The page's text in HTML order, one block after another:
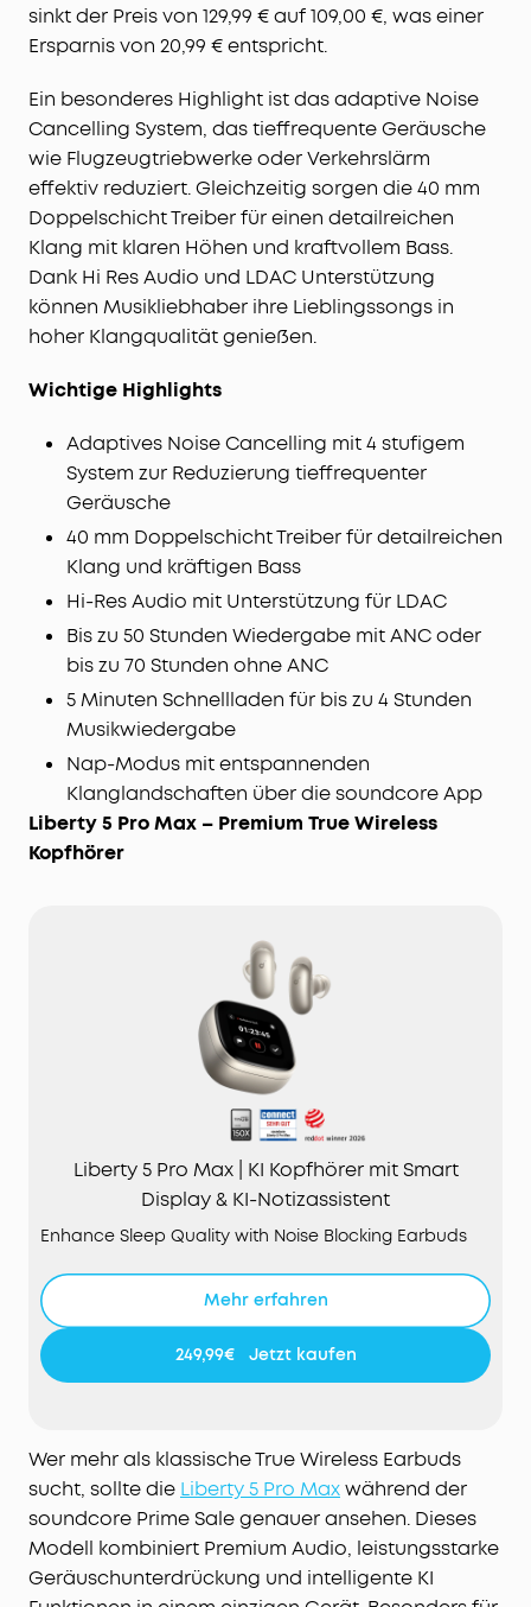
Klick auf integrierten Klanglandschaften zuzugreifen.
Lass Ablenkungen hinter dir und starte neu in deinen
sinkt der Preis von 129,99 € auf 109,00 €, was einer
Ersparnis von 20,99 € entspricht.
Ein besonderes Highlight ist das adaptive Noise
Cancelling System, das tieffrequente Geräusche
wie Flugzeugtriebwerke oder Verkehrslärm
effektiv reduziert. Gleichzeitig sorgen die 40 mm
Doppelschicht Treiber für einen detailreichen
Klang mit klaren Höhen und kraftvollem Bass.
Dank Hi Res Audio und LDAC Unterstützung
können Musikliebhaber ihre Lieblingssongs in
hoher Klangqualität genießen.
Wichtige Highlights
Adaptives Noise Cancelling mit 4 stufigem
System zur Reduzierung tieffrequenter
Geräusche
40 mm Doppelschicht Treiber für detailreichen
Klang und kräftigen Bass
Hi-Res Audio mit Unterstützung für LDAC
Bis zu 50 Stunden Wiedergabe mit ANC oder
bis zu 70 Stunden ohne ANC
5 Minuten Schnellladen für bis zu 4 Stunden
Musikwiedergabe
Nap-Modus mit entspannenden
Klanglandschaften über die soundcore App
Liberty 5 Pro Max – Premium True Wireless
Kopfhörer
Liberty 5 Pro Max | KI Kopfhörer mit Smart
Display & KI-Notizassistent
Enhance Sleep Quality with Noise Blocking Earbuds
Mehr erfahren
249,99€ Jetzt kaufen
Wer mehr als klassische True Wireless Earbuds
sucht, sollte die Liberty 5 Pro Maxwährend der
soundcore Prime Sale genauer ansehen. Dieses
Modell kombiniert Premium Audio, leistungsstarke
Geräuschunterdrückung und intelligente KI